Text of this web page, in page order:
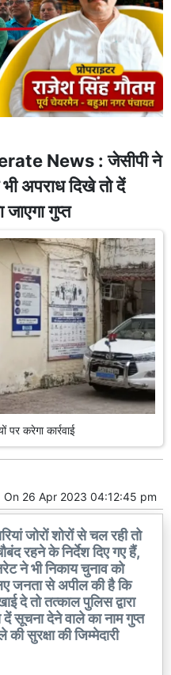
News : जेसीपी ने
अपराध दिखे तो दें
गुप्त
पर करेगा कार्रवाई
On 26 Apr 2023 04:12:45 pm
जोरों शोरों से चल रही तो
रहने के निर्देश दिए गए हैं,
ने भी निकाय चुनाव को
जनता से अपील की है कि
दे तो तत्काल पुलिस द्वारा
दें सूचना देने वाले का नाम गुप्त
सुरक्षा की जिम्मेदारी